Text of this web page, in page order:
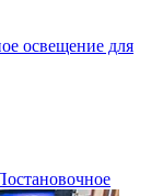
освещение для